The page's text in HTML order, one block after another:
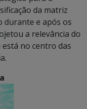
da matriz
durante e após os
a relevância do
está no centro das